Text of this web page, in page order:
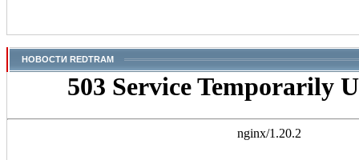
НОВОСТИ REDTRAM